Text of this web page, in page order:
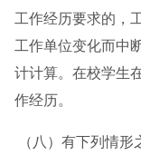
工作经历要求的，
工作单位变化而中
计计算。在校学生
作经历。
（八）有下列情形